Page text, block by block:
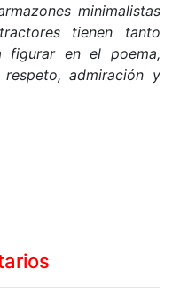
minimalistas
tienen tanto
figurar en el poema,
admiración y